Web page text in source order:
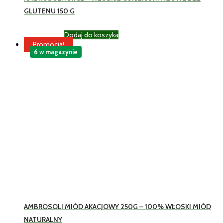
GLUTENU 150 G
9,60zł
Dodaj do koszyka
Promocja!
AMBROSOLI MIÓD AKACJOWY 250G – 100% WŁOSKI MIÓD
NATURALNY
6 w magazynie